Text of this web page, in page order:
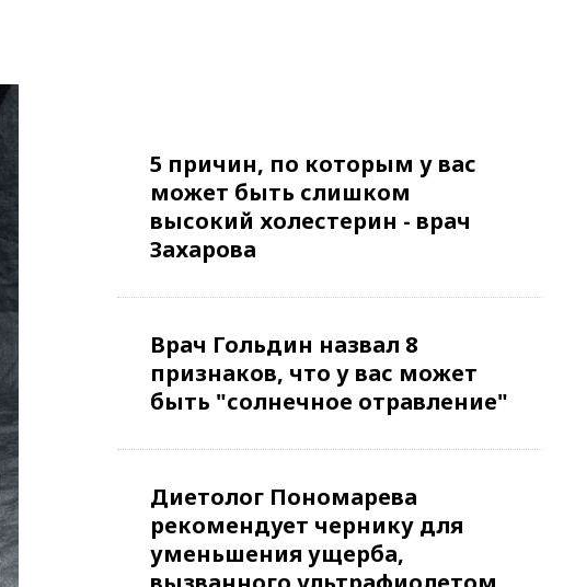
5 причин, по которым у вас
может быть слишком
высокий холестерин - врач
Захарова
Врач Гольдин назвал 8
признаков, что у вас может
быть "солнечное отравление"
Диетолог Пономарева
рекомендует чернику для
уменьшения ущерба,